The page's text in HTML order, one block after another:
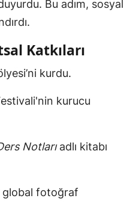
Bu adım, sosyal
Katkıları
kurdu.
kurucu
Notlarıadlı kitabı
global fotoğraf